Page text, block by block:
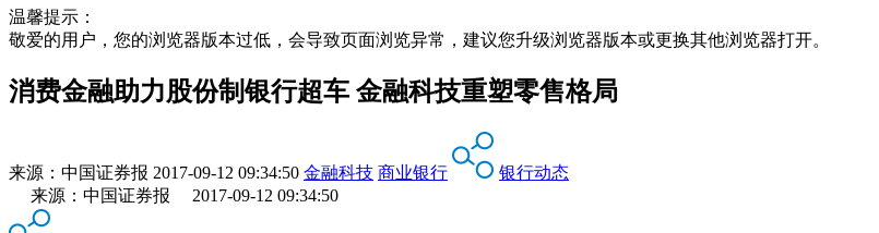
温馨提示：
敬爱的用户，您的浏览器版本过低，会导致页面浏览异常，建议您升级浏览器版本或更换其他浏览器打开。
消费金融助力股份制银行超车 金融科技重塑零售格局
来源： 中国证券报 2017-09-12 09:34:50 金融科技 商业银行
银行动态
来源：中国证券报 2017-09-12 09:34:50